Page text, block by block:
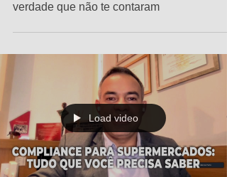
verdade que não te contaram
Load video